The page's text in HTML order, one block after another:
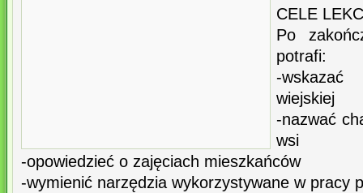
CELE
Po
potrafi:
-
wiejskiej
-nazwać
wsi
-opowiedzieć o zajęciach mieszkańców
-wymienić narzędzia wykorzystywane w pracy